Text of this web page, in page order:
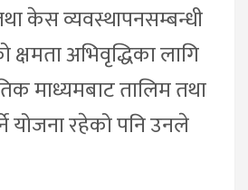
केस व्यवस्थापनसम्बन्धी
क्षमता अभिवृद्धिका लागि
माध्यमबाट तालिम तथा
योजना रहेको पनि उनले